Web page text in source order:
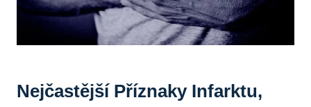
Nejčastější Příznaky Infarktu, ​